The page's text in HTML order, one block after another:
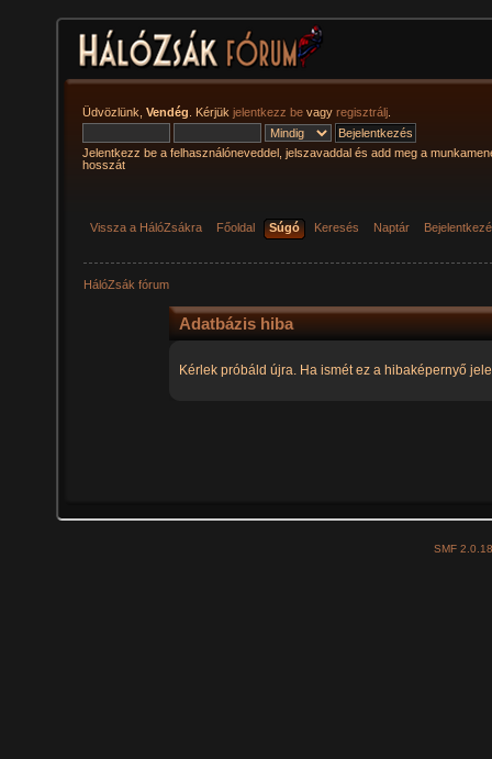
Üdvözlünk, Vendég . Kérjük jelentkezz be vagy regisztrálj
Jelentkezz be a felhasználóneveddel, jelszavaddal és add meg a
hosszát
Vissza a HálóZsákra Főoldal Súgó Keresés Naptár
HálóZsák fórum
Adatbázis hiba
Kérlek próbáld újra. Ha ismét ez a hibaképernyő
SMF 2.0.18